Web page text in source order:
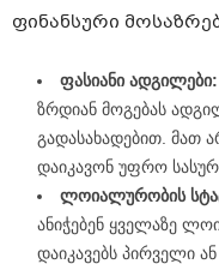
ფინანსური
ფასიანი ადგილები:
ზრდიან მოგებას
გადასახადებით. მათ
დაიკავონ უფრო
ლოიალურობის
ანიჭებენ ყველაზე
დაიკავებს პირველი